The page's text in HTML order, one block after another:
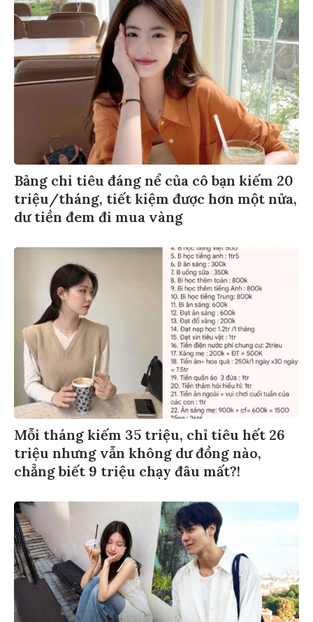
Bảng chi tiêu đáng nể của cô bạn kiếm 20
triệu/tháng, tiết kiệm được hơn một nửa,
dư tiền đem đi mua vàng
Mỗi tháng kiếm 35 triệu, chỉ tiêu hết 26
triệu nhưng vẫn không dư đồng nào,
chẳng biết 9 triệu chạy đâu mất?!